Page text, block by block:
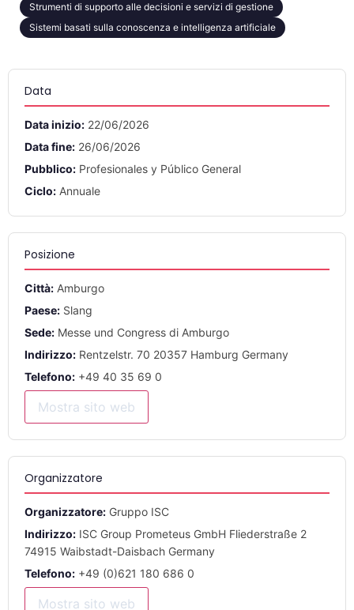
Strumenti di supporto alle decisioni e servizi di gestione
Sistemi basati sulla conoscenza e intelligenza artificiale
Data
Data inizio: 22/06/2026
Data fine: 26/06/2026
Pubblico: Profesionales y Público General
Ciclo: Annuale
Posizione
Città: Amburgo
Paese: Slang
Sede: Messe und Congress di Amburgo
Indirizzo: Rentzelstr. 70 20357 Hamburg Germany
Telefono: +49 40 35 69 0
Mostra sito web
Organizzatore
Organizzatore: Gruppo ISC
Indirizzo: ISC Group Prometeus GmbH Fliederstraße 2
74915 Waibstadt-Daisbach Germany
Telefono: +49 (0)621 180 686 0
Mostra sito web